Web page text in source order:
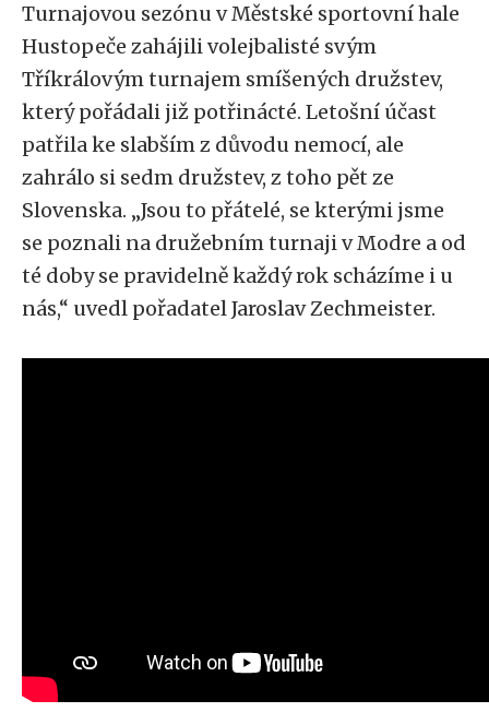
Turnajovou sezónu v Městské sportovní hale
Hustopeče zahájili volejbalisté svým
Tříkrálovým turnajem smíšených družstev,
který pořádali již potřinácté. Letošní účast
patřila ke slabším z důvodu nemocí, ale
zahrálo si sedm družstev, z toho pět ze
Slovenska. „Jsou to přátelé, se kterými jsme
se poznali na družebním turnaji v Modre a od
té doby se pravidelně každý rok scházíme i u
nás,“ uvedl pořadatel Jaroslav Zechmeister.